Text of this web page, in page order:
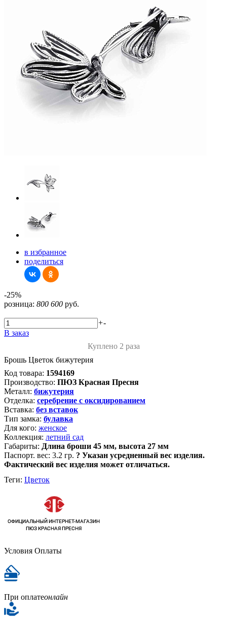
в избранное
поделиться
-25%
розница: 800 600 руб.
+-
В заказ
Куплено 2 раза
Брошь Цветок бижутерия
Код товара: 1594169
Производство: ПЮЗ Красная Пресня
Металл: бижутерия
Отделка: серебрение с оксидированием
Вставка: без вставок
Тип замка: булавка
Для кого: женское
Коллекция: летний сад
Габариты: Длина броши 45 мм, высота 27 мм
Паспорт. вес: 3.2 гр. ? Указан усредненный вес изделия.
Фактический вес изделия может отличаться.
Теги: Цветок
Условия Оплаты
При оплатеонлайн